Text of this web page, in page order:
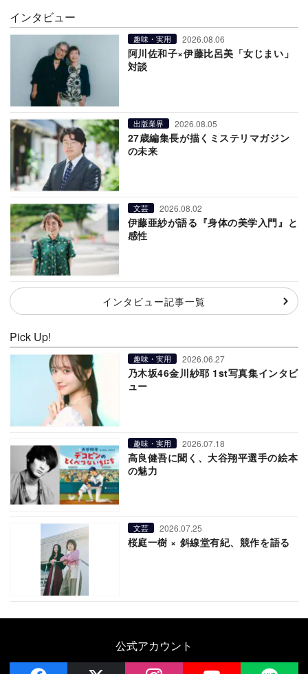
インタビュー
趣味・実用 2026.08.06
阿川佐和子×伊藤比呂美「女じまい」
対談
出版業界 2026.08.05
27歳編集長が描くミステリマガジン
の未来
文芸 2026.08.02
伊藤亜紗が語る『身体の美学入門』と
感性
インタビュー記事一覧
Pick Up!
趣味・実用 2026.06.27
乃木坂46金川紗耶 1st写真集インタビ
ュー
趣味・実用 2026.07.18
高良健吾に聞く、大谷翔平選手の絵本
の魅力
文芸 2026.07.25
桜庭一樹 × 斜線堂有紀、競作を語る
公式アカウント